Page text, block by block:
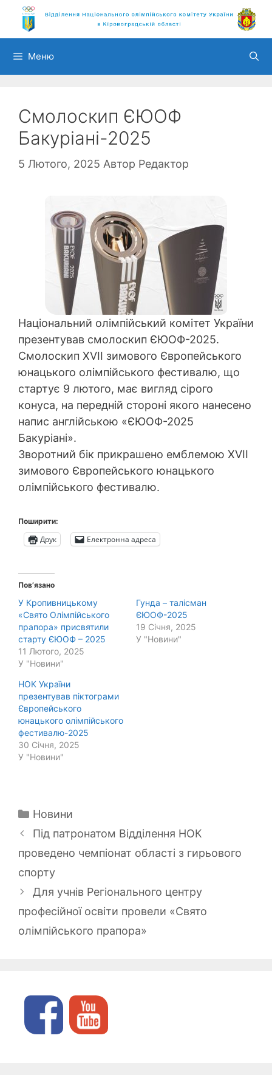
Перейти
вмісту
Меню
Смолоскип ЄЮОФ
Бакуріані-2025
5 Лютого, 2025 Автор Редактор
Національний олімпійський комітет України
презентував смолоскип ЄЮОФ-2025.
Смолоскип XVII зимового Європейського
юнацького олімпійського фестивалю, що
стартує 9 лютого, має вигляд сірого
конуса, на передній стороні якого нанесено
напис англійською «ЄЮОФ-2025
Бакуріані».
Зворотний бік прикрашено емблемою XVII
зимового Європейського юнацького
олімпійського фестивалю.
Поширити:
Друк Електронна адреса
Пов’язано
У Кропивницькому
«Свято Олімпійського
прапора» присвятили
старту ЄЮОФ – 2025
11 Лютого, 2025
У "Новини"
Гунда – талісман
ЄЮОФ-2025
19 Січня, 2025
У "Новини"
НОК України
презентував піктограми
Європейського
юнацького олімпійського
фестивалю-2025
30 Січня, 2025
У "Новини"
Категорії
Новини
Під патронатом Відділення НОК
проведено чемпіонат області з гирьового
спорту
Для учнів Регіонального центру
професійної освіти провели «Свято
олімпійського прапора»